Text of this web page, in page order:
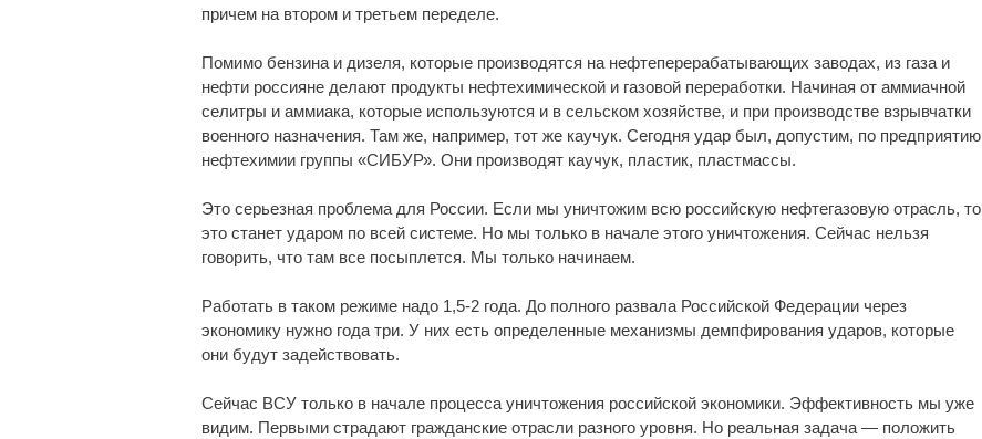
причем на втором и третьем переделе.
Помимо бензина и дизеля, которые производятся на нефтеперерабатывающих заводах, из газа и
нефти россияне делают продукты нефтехимической и газовой переработки. Начиная от аммиачной
селитры и аммиака, которые используются и в сельском хозяйстве, и при производстве взрывчатки
военного назначения. Там же, например, тот же каучук. Сегодня удар был, допустим, по предприятию
нефтехимии группы «СИБУР». Они производят каучук, пластик, пластмассы.
Это серьезная проблема для России. Если мы уничтожим всю российскую нефтегазовую отрасль, то
это станет ударом по всей системе. Но мы только в начале этого уничтожения. Сейчас нельзя
говорить, что там все посыплется. Мы только начинаем.
Работать в таком режиме надо 1,5-2 года. До полного развала Российской Федерации через
экономику нужно года три. У них есть определенные механизмы демпфирования ударов, которые
они будут задействовать.
Сейчас ВСУ только в начале процесса уничтожения российской экономики. Эффективность мы уже
видим. Первыми страдают гражданские отрасли разного уровня. Но реальная задача — положить